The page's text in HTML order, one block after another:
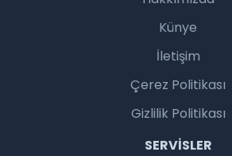
Künye
İletişim
Çerez Politikası
Gizlilik Politikası
SERVISLER